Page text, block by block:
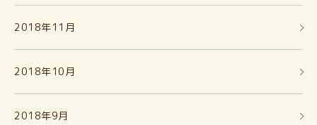
2018年11月
2018年10月
2018年9月